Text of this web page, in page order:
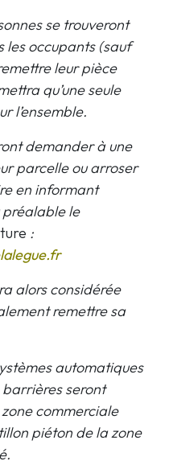
se trouveront
les occupants (sauf
leur pièce
qu’une seule
l’ensemble.
demander à une
parcelle ou arroser
en informant
le
:
alors considérée
remettre sa
automatiques
seront
commerciale
piéton de la zone